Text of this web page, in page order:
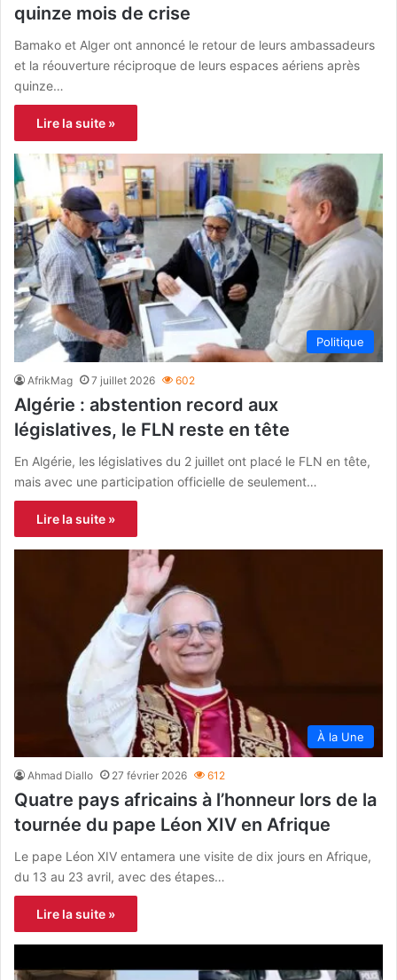
quinze mois de crise
Bamako et Alger ont annoncé le retour de leurs ambassadeurs
et la réouverture réciproque de leurs espaces aériens après
quinze…
Lire la suite »
Politique
AfrikMag 7 juillet 2026 602
Algérie : abstention record aux
législatives, le FLN reste en tête
En Algérie, les législatives du 2 juillet ont placé le FLN en tête,
mais avec une participation officielle de seulement…
Lire la suite »
À la Une
Ahmad Diallo 27 février 2026 612
Quatre pays africains à l’honneur lors de la
tournée du pape Léon XIV en Afrique
Le pape Léon XIV entamera une visite de dix jours en Afrique,
du 13 au 23 avril, avec des étapes…
Lire la suite »